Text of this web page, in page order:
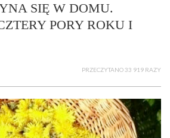
SIĘ W DOMU.
PORY ROKU I
PRZECZYTANO 33 919 RAZY